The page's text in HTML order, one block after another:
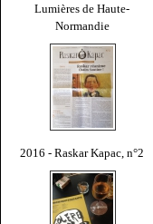
Lumières de Haute-
Normandie
2016 - Raskar Kapac, n°2